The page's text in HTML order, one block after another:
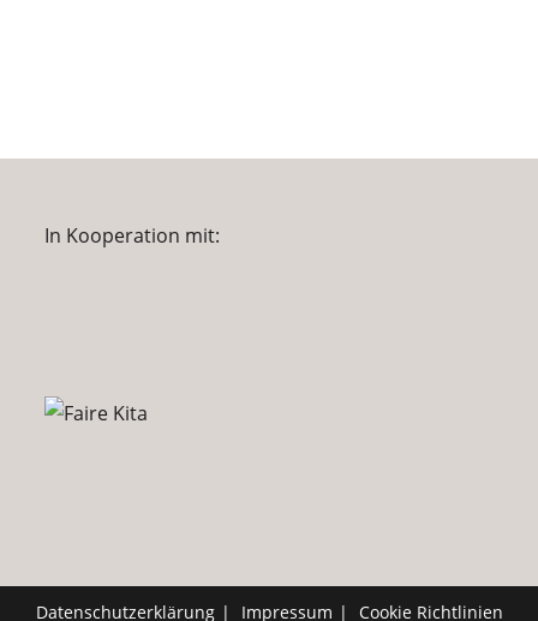
In Kooperation mit:
Datenschutzerklärung Impressum Cookie Richtlinien